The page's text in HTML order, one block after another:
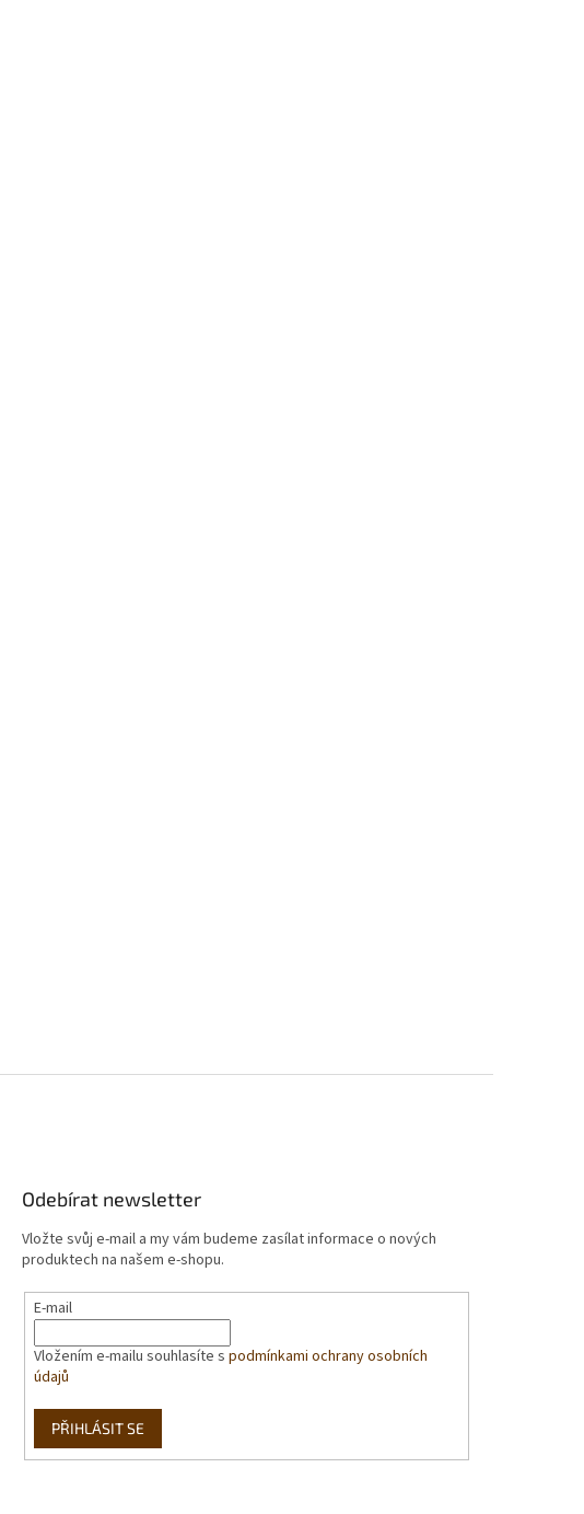
Odebírat newsletter
Vložte svůj e-mail a my vám budeme zasílat informace o nových
produktech na našem e-shopu.
E-mail
Vložením e-mailu souhlasíte spodmínkami ochrany osobních
údajů
PŘIHLÁSIT SE